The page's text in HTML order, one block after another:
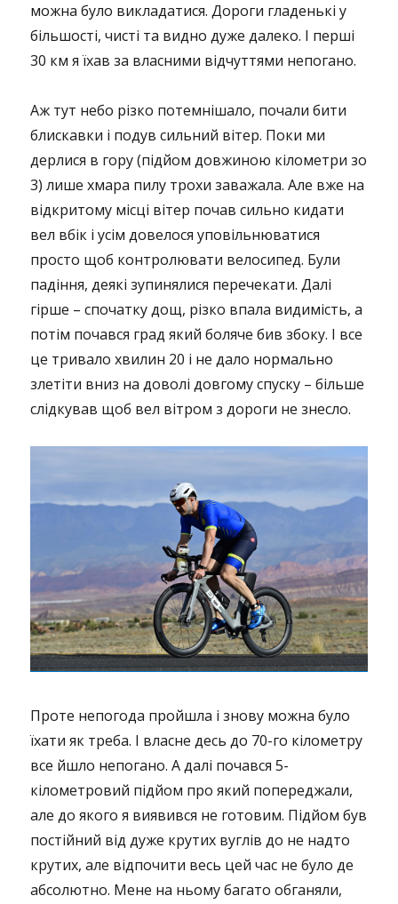
можна було викладатися. Дороги гладенькі у
більшості, чисті та видно дуже далеко. І перші
30 км я їхав за власними відчуттями непогано.
Аж тут небо різко потемнішало, почали бити
блискавки і подув сильний вітер. Поки ми
дерлися в гору (підйом довжиною кілометри зо
3) лише хмара пилу трохи заважала. Але вже на
відкритому місці вітер почав сильно кидати
вел вбік і усім довелося уповільнюватися
просто щоб контролювати велосипед. Були
падіння, деякі зупинялися перечекати. Далі
гірше – спочатку дощ, різко впала видимість, а
потім почався град який боляче бив збоку. І все
це тривало хвилин 20 і не дало нормально
злетіти вниз на доволі довгому спуску – більше
слідкував щоб вел вітром з дороги не знесло.
Проте непогода пройшла і знову можна було
їхати як треба. І власне десь до 70-го кілометру
все йшло непогано. А далі почався 5-
кілометровий підйом про який попереджали,
але до якого я виявився не готовим. Підйом був
постійний від дуже крутих вуглів до не надто
крутих, але відпочити весь цей час не було де
абсолютно. Мене на ньому багато обганяли,